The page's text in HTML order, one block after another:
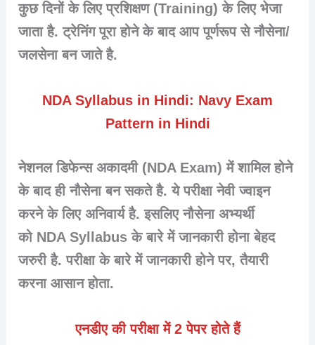
कुछ दिनों के लिए प्रशिक्षण (Training) के लिए भेजा
जाता है. ट्रेनिंग पूरा होने के बाद आप पूर्णरूप से नौसेना/
जलसेना बन जाते है.
NDA Syllabus in Hindi: Navy Exam
Pattern in Hindi
नेशनल डिफेन्स अकादमी (NDA Exam) में शामिल होने
के बाद ही नौसेना बन सकते है. ये परीक्षा नेवी ज्वाइन
करने के लिए अनिवार्य है. इसलिए नौसेना अभ्यर्थी
को NDA Syllabus के बारे में जानकारी होना बेहद
जरुरी है. परीक्षा के बारे में जानकारी होने पर, तैयारी
करना आसान होता.
एनडीए की परीक्षा में 2 पेपर होते हैं